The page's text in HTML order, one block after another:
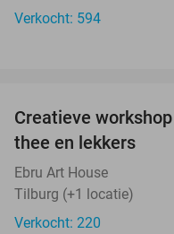
Verkocht: 594
Creatieve
thee en lekkers
Ebru Art House
Tilburg (+1 locatie)
Verkocht: 220